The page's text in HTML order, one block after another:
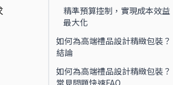
精準預算控制，實現成本效益
最大化
如何為高端禮品設計精緻包裝？
結論
如何為高端禮品設計精緻包裝？
常見問題快速FAQ